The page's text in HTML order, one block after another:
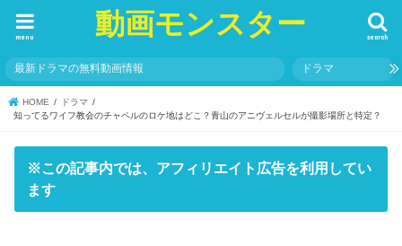
動画モンスター search
menu
最新ドラマの無料動画情報 ドラマ
HOME
ドラマ
知ってるワイフ教会のチャペルのロケ地はどこ？青山のアニヴェルセルが撮影場所と特定？
※この記事内では、アフィリエイト広告を利用してい
ます